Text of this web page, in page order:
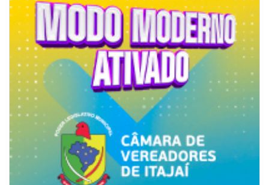
Secretaria de Cultura retoma oficinas culturais com diversas
modalidades para a comunidade
BALNEÁRIO CAMBORIÚ